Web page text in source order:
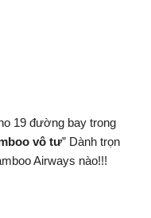
19 đường bay trong
vô tư” Dành trọn
Airways nào!!!